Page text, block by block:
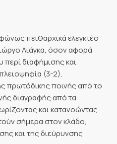
πειθαρχικά ελεγκτέο
Λιάγκα, όσον αφορά
διαφήμισης και
(3-2),
πρωτόδικης ποινής από το
διαγραφής από τα
και κατανοώντας
σήμερα στον κλάδο,
και της διεύρυνσης